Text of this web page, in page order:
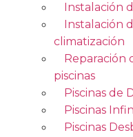
Instalación
Instalación
climatización
Reparación
piscinas
Piscinas de
Piscinas
Piscinas